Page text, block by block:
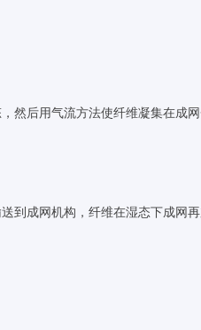
然后用气流方法使纤维凝集在成
到成网机构，纤维在湿态下成网再